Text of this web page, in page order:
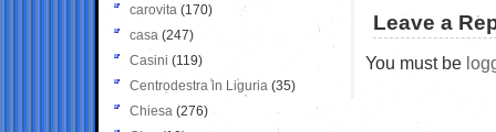
Leave a
You must be
carovita (170)
casa (247)
Casini (119)
Centrodestra in Liguria (35)
Chiesa (276)